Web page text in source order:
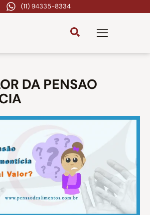
(11) 94335-8334
DA PENSAO